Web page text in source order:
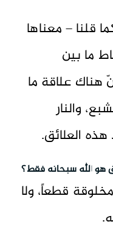
قلنا – معناها
ما بين
هناك علاقة ما
والنار
هذه العلائق.
قطعاً، ولا